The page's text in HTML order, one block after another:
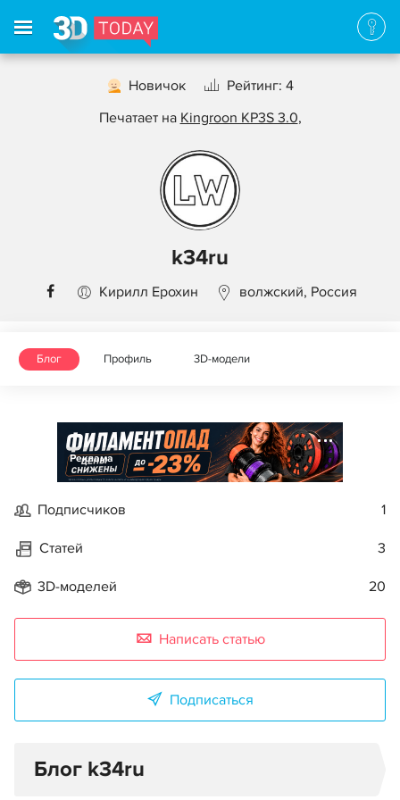
Новичок
Рейтинг: 4
Печатает на Kingroon KP3S 3.0,
k34ru
Кирилл Ерохин волжский, Россия
Блог Профиль 3D-модели
Реклама
Подписчиков 1
Статей 3
3D-моделей 20
Написать статью
Подписаться
Блог k34ru